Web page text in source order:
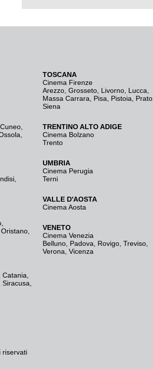
Cuneo
Oristano
Catania
Siracusa
TOSCANA
Cinema Firenze
Arezzo Grosseto Livorno Lucca
Massa Carrara
Pisa Pistoia Prato
Siena
TRENTINO ALTO ADIGE
Cinema Bolzano
Trento
UMBRIA
Cinema Perugia
Terni
VALLE D'AOSTA
Cinema Aosta
VENETO
Cinema Venezia
Belluno Padova Rovigo Treviso
Verona Vicenza
riservati